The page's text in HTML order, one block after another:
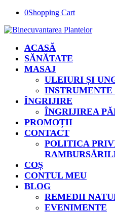
0Shopping Cart
ACASĂ
SĂNĂTATE
MASAJ
ULEIURI ȘI
ÎNGRIJIRE
ÎNGRIJIREA
PROMOȚII
CONTACT
POLITICA
COȘ
CONTUL MEU
BLOG
REMEDII
EVENIMENTE